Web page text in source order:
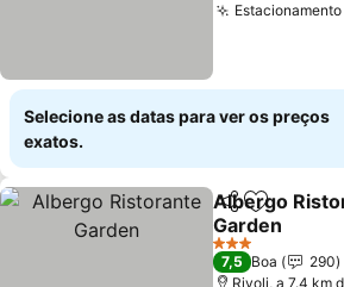
Selecione as datas para ver os preços
exatos.
PartilharAdicionar
Albergo
Garden
Ver preços
3 Estrelas
7,5 Boa
290
Rivoli, a 7.4 km